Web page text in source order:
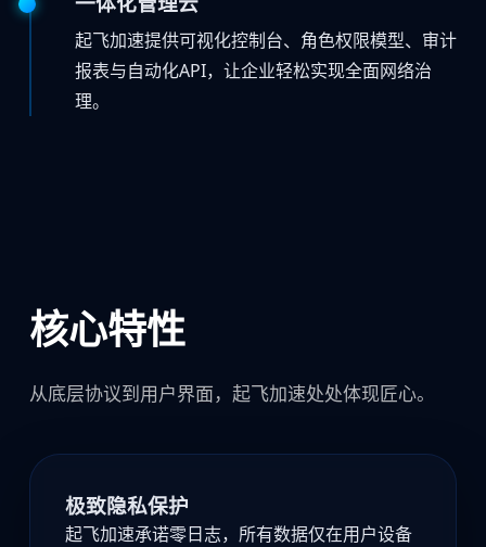
起飞加速提供可视化控制台、角色权限模型、审计
报表与自动化API，让企业轻松实现全面网络治
理。
核心特性
从底层协议到用户界面，起飞加速处处体现匠心。
极致隐私保护
起飞加速承诺零日志，所有数据仅在用户设备